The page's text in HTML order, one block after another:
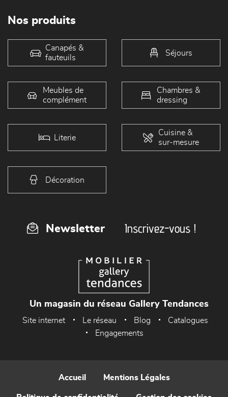
Nos produits
Canapés &
fauteuils
Séjours
Meubles de
complément
Chambres &
dressing
Literie
Cuisine &
sur-mesure
Décoration
Newsletter Inscrivez-vous !
Un magasin du réseau Gallery Tendances
Site internet Le réseau Blog
Catalogues
Engagements
Accueil Mentions Légales